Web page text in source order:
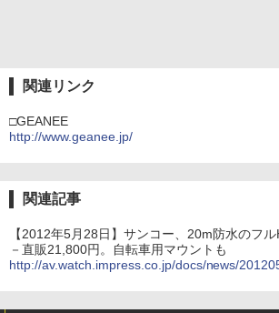
関連リンク
□GEANEE
http://www.geanee.jp/
関連記事
【2012年5月28日】サンコー、20m防水のフ
－直販21,800円。自転車用マウントも
http://av.watch.impress.co.jp/docs/news/